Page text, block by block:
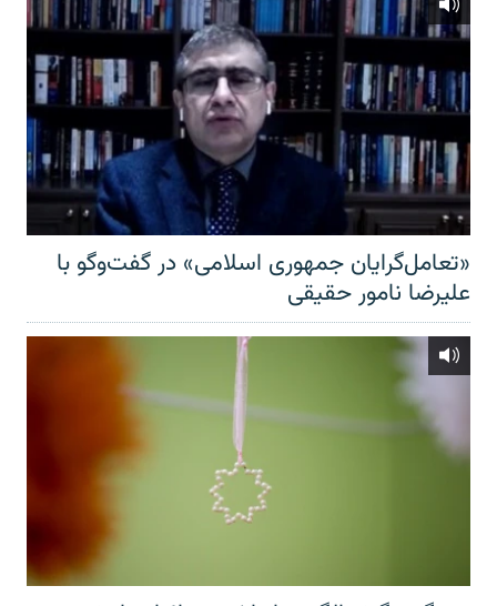
«تعامل‌گرایان جمهوری اسلامی» در گفت‌وگو با
علیرضا نامور حقیقی